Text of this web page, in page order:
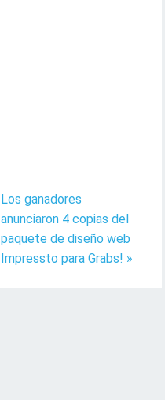
Los ganadores
anunciaron 4 copias del
paquete de diseño web
Impressto para Grabs! »